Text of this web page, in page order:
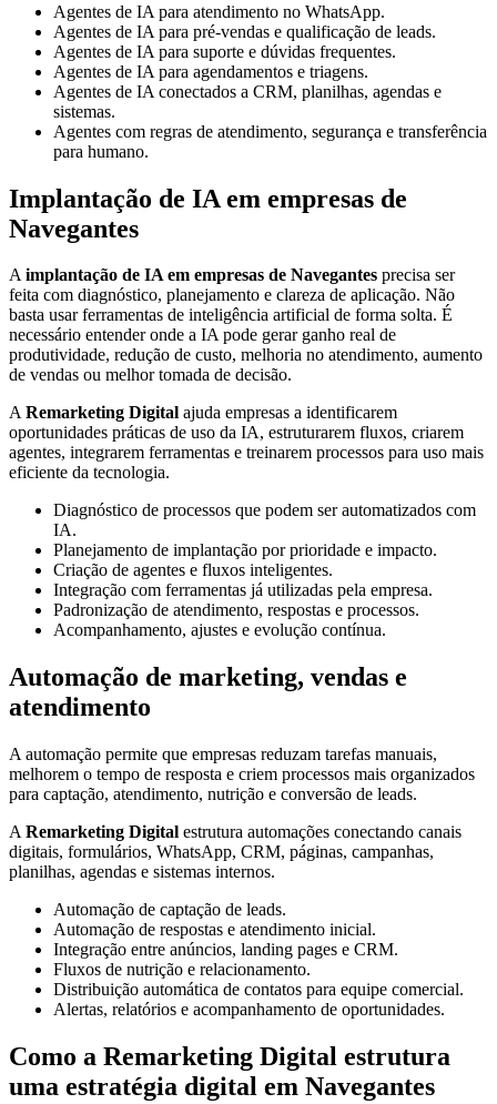
Agentes de IA para atendimento no WhatsApp.
Agentes de IA para pré-vendas e qualificação de leads.
Agentes de IA para suporte e dúvidas frequentes.
Agentes de IA para agendamentos e triagens.
Agentes de IA conectados a CRM, planilhas, agendas e
sistemas.
Agentes com regras de atendimento, segurança e transferência
para humano.
Implantação de IA em empresas de
Navegantes
Aimplantação de IA em empresas de Navegantes precisa ser
feita com diagnóstico, planejamento e clareza de aplicação. Não
basta usar ferramentas de inteligência artificial de forma solta. É
necessário entender onde a IA pode gerar ganho real de
produtividade, redução de custo, melhoria no atendimento, aumento
de vendas ou melhor tomada de decisão.
ARemarketing Digital ajuda empresas a identificarem
oportunidades práticas de uso da IA, estruturarem fluxos, criarem
agentes, integrarem ferramentas e treinarem processos para uso mais
eficiente da tecnologia.
Diagnóstico de processos que podem ser automatizados com
IA.
Planejamento de implantação por prioridade e impacto.
Criação de agentes e fluxos inteligentes.
Integração com ferramentas já utilizadas pela empresa.
Padronização de atendimento, respostas e processos.
Acompanhamento, ajustes e evolução contínua.
Automação de marketing, vendas e
atendimento
A automação permite que empresas reduzam tarefas manuais,
melhorem o tempo de resposta e criem processos mais organizados
para captação, atendimento, nutrição e conversão de leads.
A Remarketing Digital estrutura automações conectando canais
digitais, formulários, WhatsApp, CRM, páginas, campanhas,
planilhas, agendas e sistemas internos.
Automação de captação de leads.
Automação de respostas e atendimento inicial.
Integração entre anúncios, landing pages e CRM.
Fluxos de nutrição e relacionamento.
Distribuição automática de contatos para equipe comercial.
Alertas, relatórios e acompanhamento de oportunidades.
Como a Remarketing Digital estrutura
uma estratégia digital em Navegantes